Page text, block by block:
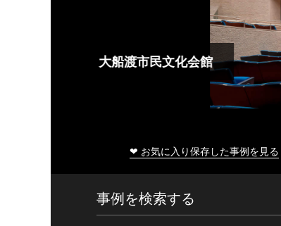
大船渡市民文化会館
❤ お気に入り保存した事例を見る
事例を検索する